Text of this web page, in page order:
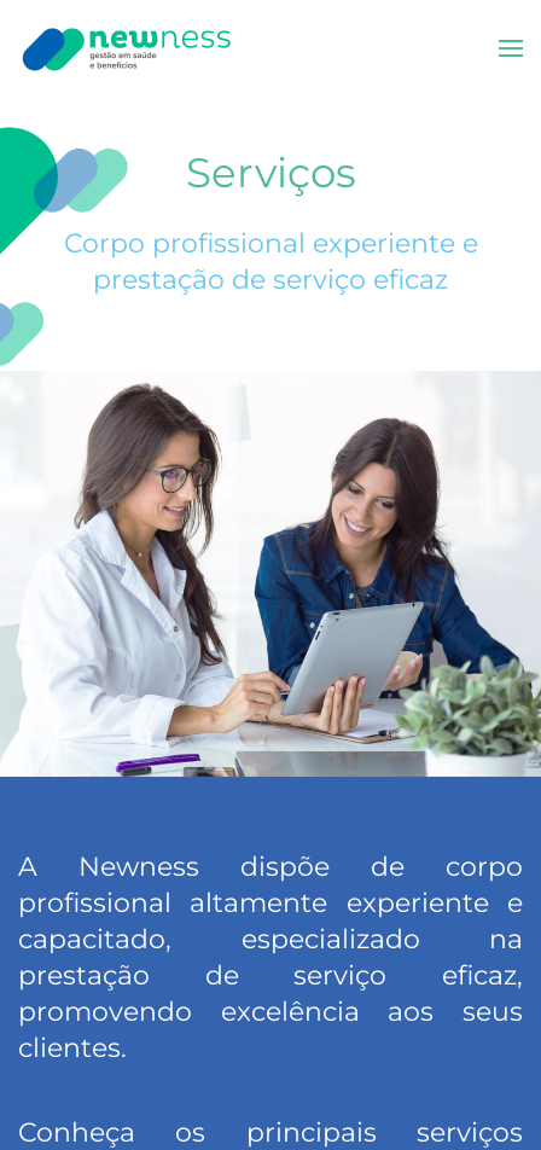
Skip to main content
Serviços
Corpo profissional experiente e
prestação de serviço eficaz
A Newness dispõe de corpo
profissional altamente experiente e
capacitado, especializado na
prestação de serviço eficaz,
promovendo excelência aos seus
clientes.
Conheça os principais serviços